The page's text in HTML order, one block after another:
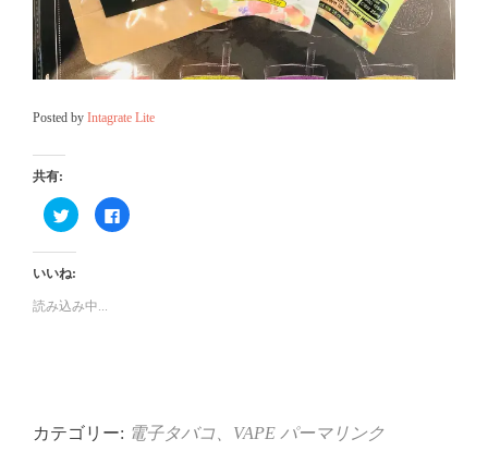
Posted by Intagrate Lite
共有:
ク
リ
ク
て
で
共
ウ
で
Facebook
で
い
(新
いいね:
読み込み中...
カテゴリー: 電子タバコ、VAPE パーマリンク